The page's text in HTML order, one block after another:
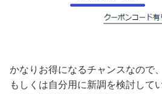
かなりお得になるチャンスなので
もしくは自分用に新調を検討して